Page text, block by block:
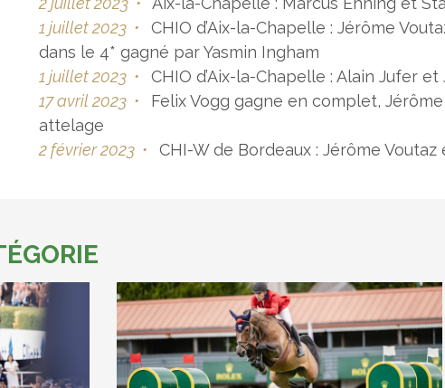
1 juillet 2023 •
CHIO d’Aix-la-Chapelle : Jérôme
dans le 4* gagné par Yasmin Ingham
1 juillet 2023 •
CHIO d’Aix-la-Chapelle : Alain Jufer
17 avril 2023 •
Felix Vogg gagne en complet,
attelage
2 février 2023 • CHI-W de Bordeaux : Jérôme